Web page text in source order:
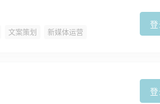
文案策划 新媒体运营